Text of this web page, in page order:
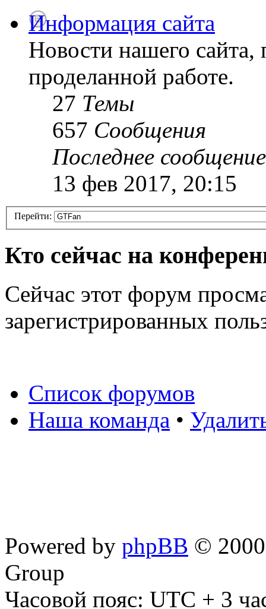
Информация сайта
Новости нашего
проделанной работе.
27 Темы
657 Сообщения
Последнее сообщение
13 фев 2017, 20:15
Перейти:
Кто сейчас на
Сейчас этот форум
зарегистрированных
Список форумов
Наша команда •
Powered by phpBB ©
Group
Часовой пояс: UTC + 3